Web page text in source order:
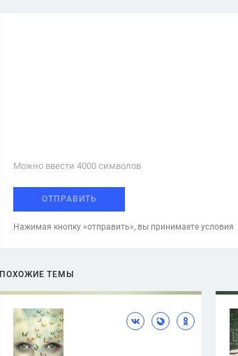
Можно ввести 4000 cимволов
ОТПРАВИТЬ
Нажимая кнопку «отправить», вы принимаете условия
ПОХОЖИЕ ТЕМЫ